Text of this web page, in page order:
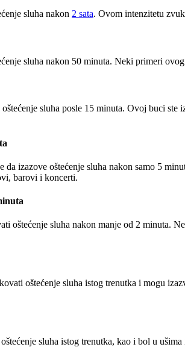
sluha nakon 2 sata. Ovom intenzitetu
sluha nakon 50 minuta. Neki primeri
sluha posle 15 minuta. Ovoj buci
izazove oštećenje sluha nakon samo 5
barovi i koncerti.
oštećenje sluha nakon manje od 2 minuta.
oštećenje sluha istog trenutka i mogu
sluha istog trenutka, kao i bol u